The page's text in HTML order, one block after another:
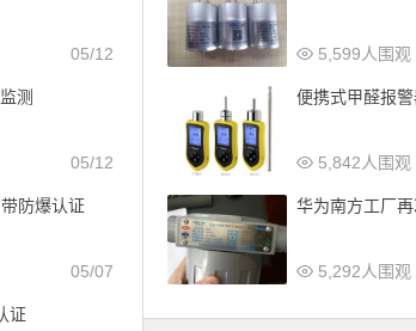
05/12
测
05/12
防爆认证
05/07
证
5,599人围观
便携式甲醛报
5,842人围观
华为南方工厂
5,292人围观